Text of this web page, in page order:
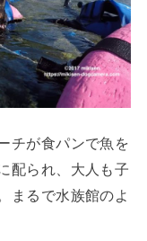
チが食パンで魚を
配られ、大人も子
まるで水族館のよ